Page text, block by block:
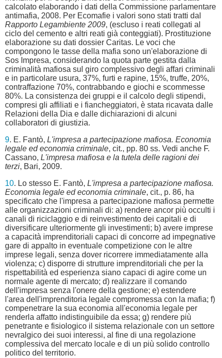
calcolato elaborando i dati della Commissione parlamentare
antimafia, 2008. Per Ecomafie i valori sono stati tratti dal
Rapporto Legambiente 2009, (escluso i reati collegati al
ciclo del cemento e altri reati già conteggiati). Prostituzione
elaborazione su dati dossier Caritas. Le voci che
compongono le tasse della mafia sono un'elaborazione di
Sos Impresa, considerando la quota parte gestita dalla
criminalità mafiosa sul giro complessivo degli affari criminali
e in particolare usura, 37%, furti e rapine, 15%, truffe, 20%,
contraffazione 70%, contrabbando e giochi e scommesse
80%. La consistenza dei gruppi e il calcolo degli stipendi,
compresi gli affiliati e i fiancheggiatori, è stata ricavata dalle
Relazioni della Dia e dalle dichiarazioni di alcuni
collaboratori di giustizia.
9. E. Fantò, L'impresa a partecipazione mafiosa. Economia
legale ed economia criminale, cit., pp. 80 ss. Vedi anche F.
Cassano, L'impresa mafiosa e la tutela delle ragioni dei
terzi, Bari, 2009.
10. Lo stesso E. Fantò, L'impresa a partecipazione mafiosa.
Economia legale ed economia criminale, cit., p. 86, ha
specificato che l'impresa a partecipazione mafiosa permette
alle organizzazioni criminali di: a) rendere ancor più occulti i
canali di riciclaggio e di reinvestimento dei capitali e di
diversificare ulteriormente gli investimenti; b) avere imprese
a capacità imprenditoriali capaci di concorre ad impegnative
gare di appalto in eventuale competizione con le altre
imprese legali, senza dover ricorrere immediatamente alla
violenza; c) disporre di strutture imprenditoriali che per la
rispettabilità ed esperienza siano capaci di agire come un
normale agente di mercato; d) realizzare il comando
dell'impresa senza l'onere della gestione; e) estendere
l'area dell'imprenditoria legale compromessa con la mafia; f)
compenetrare la sua economia all'economia legale per
renderla affatto indistinguibile da essa; g) rendere più
penetrante e fisiologico il sistema relazionale con un settore
nevralgico dei suoi interessi, al fine di una regolazione
complessiva del mercato locale e di un più solido controllo
politico del territorio.